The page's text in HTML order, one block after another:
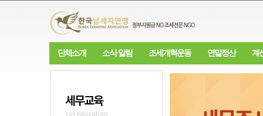
단체소개 소식·알림 조세개혁운동 연말정산 계
세무교육
tax education